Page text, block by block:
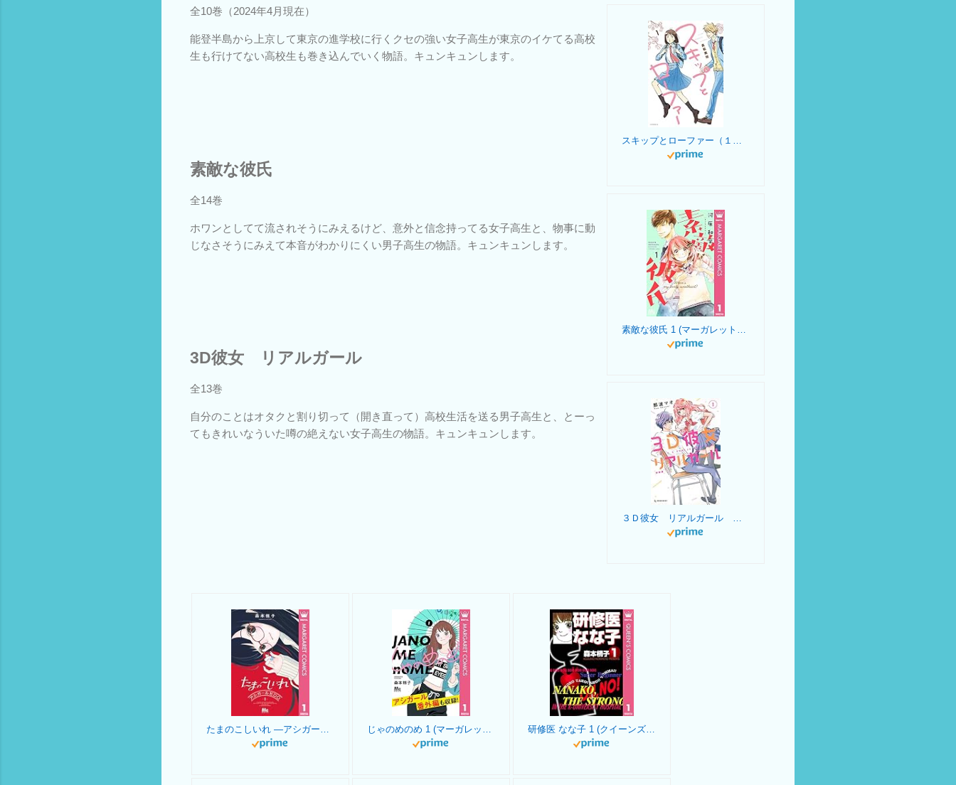
スキップとローファー（１） (アフタヌーンコミックス)
全10巻（2024年4月現在）
能登半島から上京して東京の進学校に行くクセの強い女子高生が東京のイケてる高校
生も行けてない高校生も巻き込んでいく物語。キュンキュンします。
素敵な彼氏
全14巻
ホワンとしてて流されそうにみえるけど、意外と信念持ってる女子高生と、物事に動
じなさそうにみえて本音がわかりにくい男子高生の物語。キュンキュンします。
3D彼女 リアルガール
全13巻
自分のことはオタクと割り切って（開き直って）高校生活を送る男子高生と、とーっ
てもきれいなういた噂の絶えない女子高生の物語。キュンキュンします。